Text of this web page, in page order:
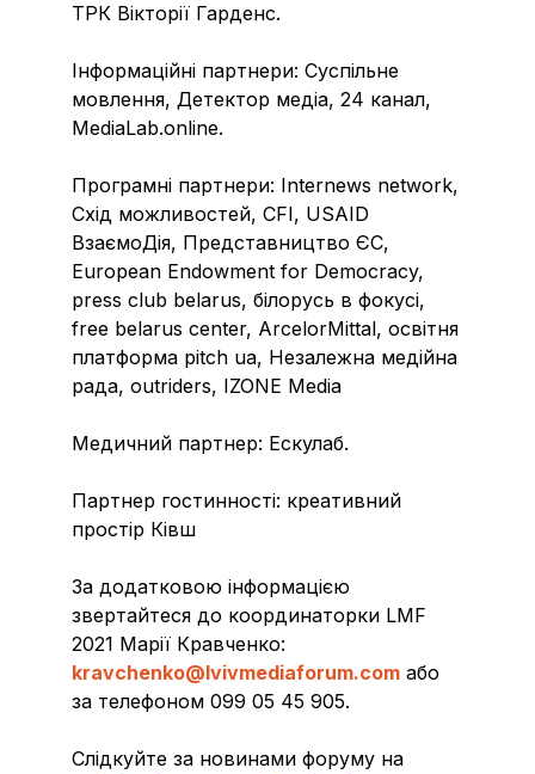
ТРК Вікторії Гарденс.
Інформаційні партнери: Суспільне
мовлення, Детектор медіа, 24 канал,
MediaLab.online.
Програмні партнери: Internews network,
Схід можливостей, CFI, USAID
ВзаємоДія, Представництво ЄС,
European Endowment for Democracy,
press club belarus, білорусь в фокусі,
free belarus center, ArcelorMittal, освітня
платформа pitch ua, Незалежна медійна
рада, outriders, IZONE Media
Медичний партнер: Ескулаб.
Партнер гостинності: креативний
простір Ківш
За додатковою інформацією
звертайтеся до координаторки LMF
2021 Марії Кравченко:
kravchenko@lvivmediaforum.com або
за телефоном 099 05 45 905.
Слідкуйте за новинами форуму на